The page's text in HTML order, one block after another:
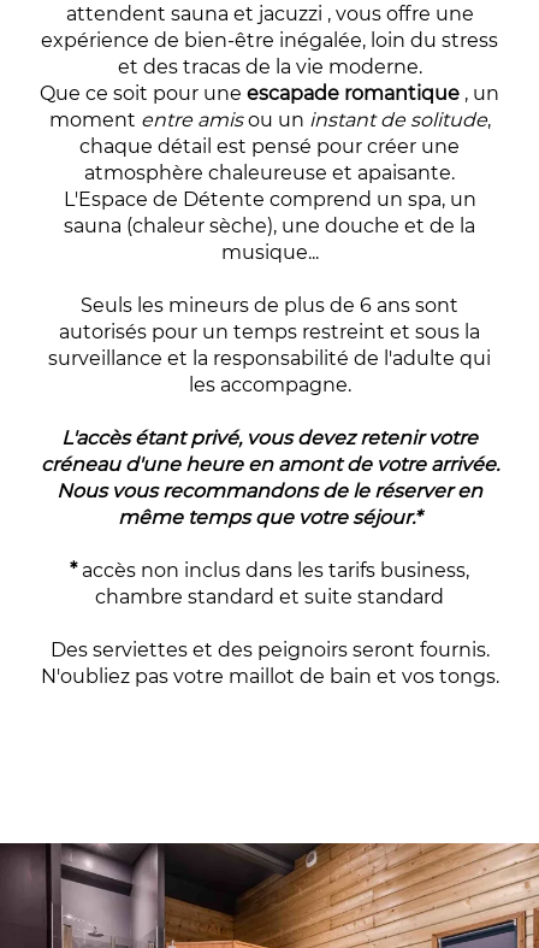
attendent sauna et jacuzzi , vous offre une
expérience de bien-être inégalée, loin du stress
et des tracas de la vie moderne.
Que ce soit pour une escapade romantique , un
moment entre amisou un instant de solitude,
chaque détail est pensé pour créer une
atmosphère chaleureuse et apaisante.
L'Espace de Détente comprend un spa, un
sauna (chaleur sèche), une douche et de la
musique...
Seuls les mineurs de plus de 6 ans sont
autorisés pour un temps restreint et sous la
surveillance et la responsabilité de l'adulte qui
les accompagne.
L'accès étant privé, vous devez retenir votre
créneau d'une heure en amont de votre arrivée.
Nous vous recommandons de le réserver en
même temps que votre séjour.*
*accès non inclus dans les tarifs business,
chambre standard et suite standard
Des serviettes et des peignoirs seront fournis.
N'oubliez pas votre maillot de bain et vos tongs.